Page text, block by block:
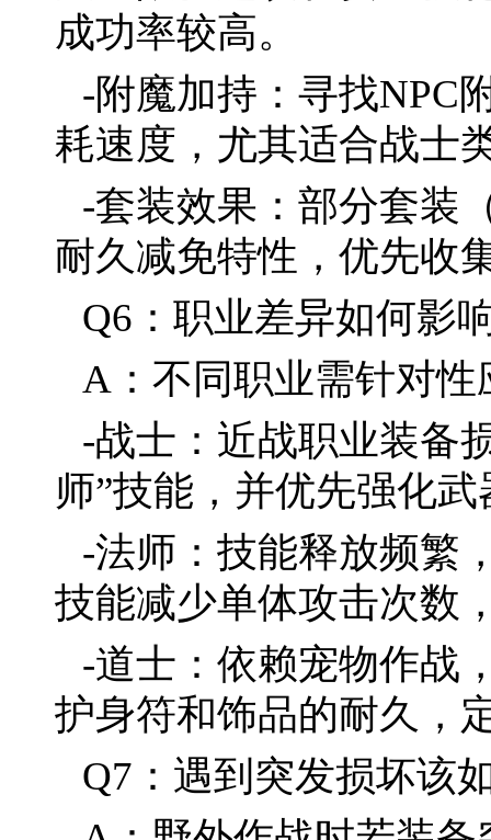
成功率较高。
-附魔加持：寻找NPC
耗速度，尤其适合战士
-套装效果：部分套装
耐久减免特性，优先收
Q6：职业差异如何影
A：不同职业需针对性
-战士：近战职业装备
师”技能，并优先强化
-法师：技能释放频繁
技能减少单体攻击次数
-道士：依赖宠物作战
护身符和饰品的耐久，
Q7：遇到突发损坏该